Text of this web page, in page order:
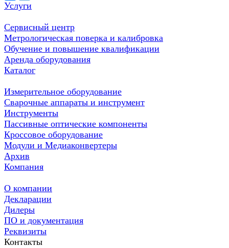
Услуги
Сервисный центр
Метрологическая поверка и калибровка
Обучение и повышение квалификации
Аренда оборудования
Каталог
Измерительное оборудование
Сварочные аппараты и инструмент
Инструменты
Пассивные оптические компоненты
Кроссовое оборудование
Модули и Медиаконвертеры
Архив
Компания
О компании
Декларации
Дилеры
ПО и документация
Реквизиты
Контакты